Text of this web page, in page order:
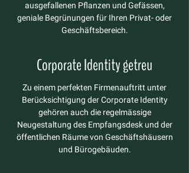
ausgefallenen Pflanzen und Gefässen,
geniale Begrünungen für Ihren Privat- oder
Geschäftsbereich.
Corporate Identity getreu
Zu einem perfekten Firmenauftritt unter
Berücksichtigung der Corporate Identity
gehören auch die regelmässige
Neugestaltung des Empfangsdesk und der
öffentlichen Räume von Geschäftshäusern
und Bürogebäuden.